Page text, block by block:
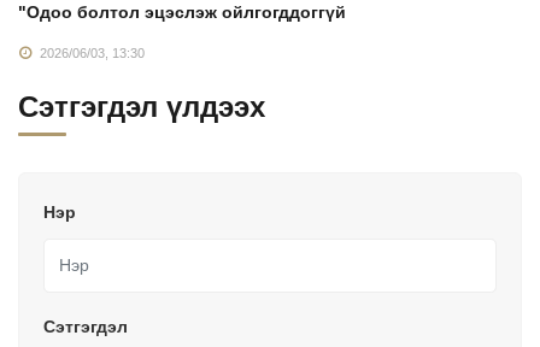
"Одоо болтол эцэслэж ойлгогддоггүй
2026/06/03, 13:30
Сэтгэгдэл үлдээх
Нэр
Сэтгэгдэл